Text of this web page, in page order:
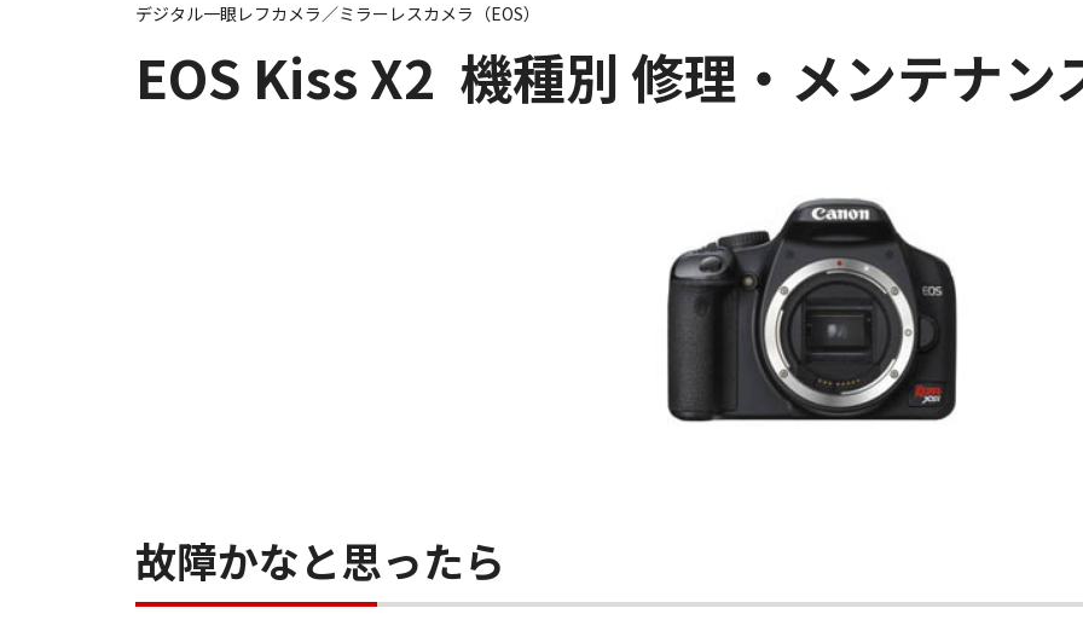
EOS Kiss X2 機種別 修理・メンテナン
デジタル一眼レフカメラ／ミラーレスカメラ（EOS）
故障かなと思ったら